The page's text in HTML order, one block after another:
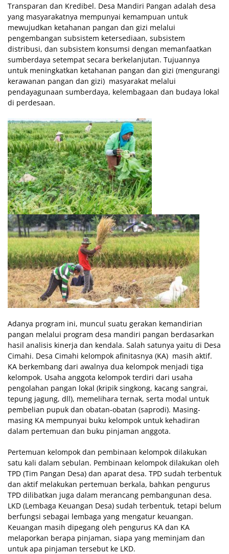
Transparan dan Kredibel. Desa Mandiri Pangan adalah desa
yang masyarakatnya mempunyai kemampuan untuk
mewujudkan ketahanan pangan dan gizi melalui
pengembangan subsistem ketersediaan, subsistem
distribusi, dan subsistem konsumsi dengan memanfaatkan
sumberdaya setempat secara berkelanjutan. Tujuannya
untuk meningkatkan ketahanan pangan dan gizi (mengurangi
kerawanan pangan dan gizi) masyarakat melalui
pendayagunaan sumberdaya, kelembagaan dan budaya lokal
di perdesaan.
Adanya program ini, muncul suatu gerakan kemandirian
pangan melalui program desa mandiri pangan berdasarkan
hasil analisis kinerja dan kendala. Salah satunya yaitu di Desa
Cimahi. Desa Cimahi kelompok afinitasnya (KA) masih aktif.
KA berkembang dari awalnya dua kelompok menjadi tiga
kelompok. Usaha anggota kelompok terdiri dari usaha
pengolahan pangan lokal (kripik singkong, kacang sangrai,
tepung jagung, dll), memelihara ternak, serta modal untuk
pembelian pupuk dan obatan-obatan (saprodi). Masing-
masing KA mempunyai buku kelompok untuk kehadiran
dalam pertemuan dan buku pinjaman anggota.
Pertemuan kelompok dan pembinaan kelompok dilakukan
satu kali dalam sebulan. Pembinaan kelompok dilakukan oleh
TPD (Tim Pangan Desa) dan aparat desa. TPD sudah terbentuk
dan aktif melakukan pertemuan berkala, bahkan pengurus
TPD dilibatkan juga dalam merancang pembangunan desa.
LKD (Lembaga Keuangan Desa) sudah terbentuk, tetapi belum
berfungsi sebagai lembaga yang mengatur keuangan.
Keuangan masih dipegang oleh pengurus KA dan KA
melaporkan berapa pinjaman, siapa yang meminjam dan
untuk apa pinjaman tersebut ke LKD.